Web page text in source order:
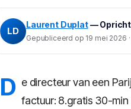
LD
Laurent Duplat—
Gepubliceerd op 19 mei 2026
D e directeur van een
factuur: 8.gratis 30-